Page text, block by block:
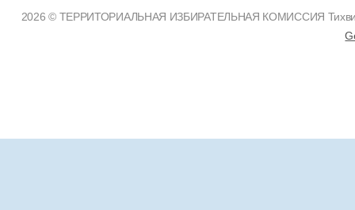
2026 © ТЕРРИТОРИАЛЬНАЯ ИЗБИРАТЕЛЬНАЯ КОМИССИЯ